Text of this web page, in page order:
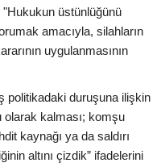
üstünlüğünü
amacıyla, silahların
uygulanmasının
politikadaki duruşuna ilişkin
olarak kalması; komşu
kaynağı ya da saldırı
altını çizdik” ifadelerini